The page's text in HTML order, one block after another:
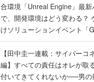
合環境「Unreal Engine」最新
で、開発環境はどう変わる？
けソリューションイベント「
に行って、より理解を深めよ
【田中圭一連載：サイバーコ
編】すべての責任はオレが取
付いてきてくれないか──男の